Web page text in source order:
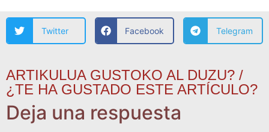
Twitter Facebook Telegram
ARTIKULUA GUSTOKO AL DUZU? /
¿TE HA GUSTADO ESTE ARTÍCULO?
Deja una respuesta